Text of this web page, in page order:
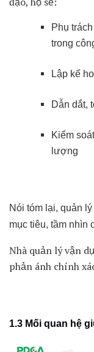
Phụ
trong
Lập kế
Dẫn dắt,
Kiểm
lượng
Nói tóm lại, quản
mục tiêu, tầm nhìn
Nhà quản lý vận
phản ánh chính
1.3 Mối quan hệ